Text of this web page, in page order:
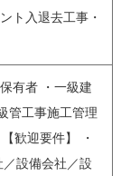
ト入退去工事・
有者 ・一級建
管工事施工管理
歓迎要件】 ・
設備会社／設